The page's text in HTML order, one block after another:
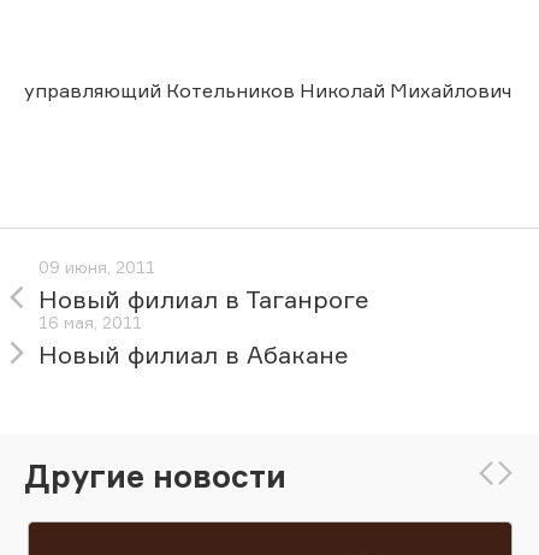
управляющий Котельников Николай Михайлович
09 июня, 2011
Новый филиал в Таганроге
16 мая, 2011
Новый филиал в Абакане
Другие новости